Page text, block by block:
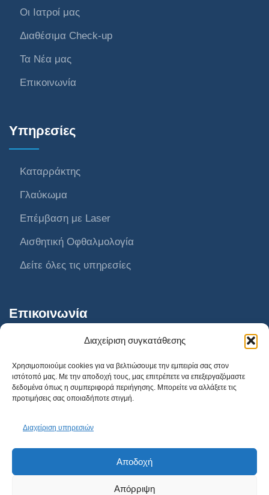
Διαχείριση συγκατάθεσης
Χρησιμοποιούμε cookies για να βελτιώσουμε την εμπειρία σας στον
ιστότοπό μας. Με την αποδοχή τους, μας επιτρέπετε να επεξεργαζόμαστε
δεδομένα όπως η συμπεριφορά περιήγησης. Μπορείτε να αλλάξετε τις
προτιμήσεις σας οποιαδήποτε στιγμή.
Διαχείριση υπηρεσιών
Αποδοχή
Απόρριψη
Οι Ιατροί μας
Διαθέσιμα Check-up
Τα Νέα μας
Επικοινωνία
Υπηρεσίες
Καταρράκτης
Γλαύκωμα
Επέμβαση με Laser
Αισθητική Οφθαλμολογία
Δείτε όλες τις υπηρεσίες
Επικοινωνία
AthensVision Μαρούσι
AthensVision Πειραιά
210 95 95 215
info@athensvision.gr
Κλείστε Ραντεβού